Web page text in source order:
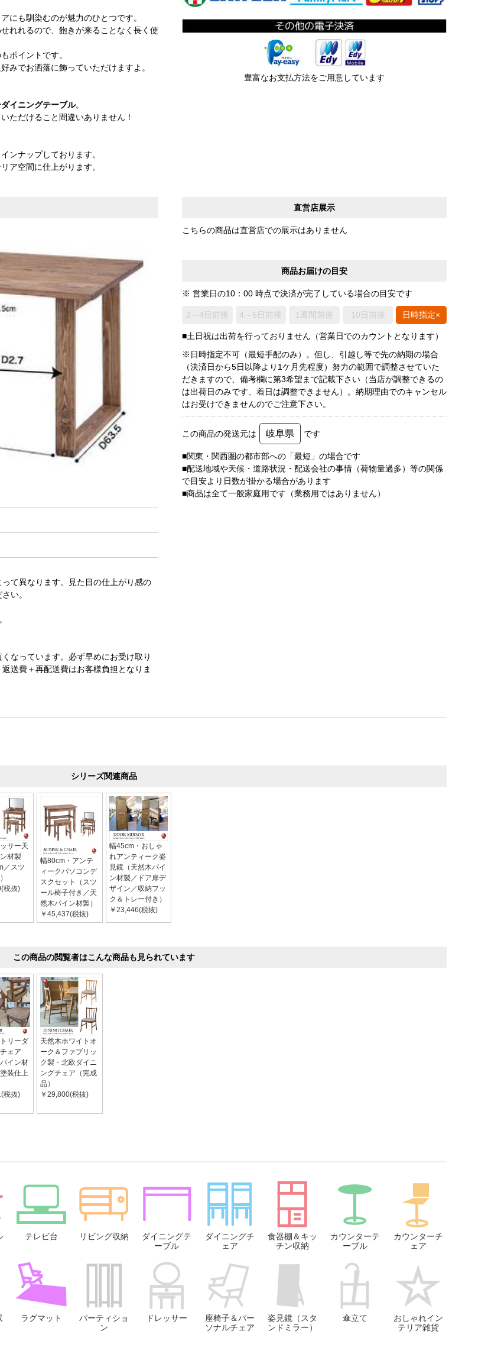
にも馴染むのが魅力のひとつです。
れれるので、飽きが来ることなく長く使
ポイントです。
みでお洒落に飾っていただけますよ。
イニングテーブル。
ただけること間違いありません！
ンナップしております。
ア空間に仕上がります。
豊富なお支払方法をご用意しています
直営店展示
こちらの商品は直営店での展示はありません
商品お届けの目安
※ 営業日の10：00 時点で決済が完了している場合の目安です
2～4日前後 4～6日前後 1週間前後 10日前後 日時指定×
■土日祝は出荷を行っておりません（営業日でのカウントとなります）
※日時指定不可（最短手配のみ）。但し、引越し等で先の納期の場合
（決済日から5日以降より1ケ月先程度）努力の範囲で調整させていた
だきますので、備考欄に第3希望まで記載下さい（当店が調整できるの
は出荷日のみです、着日は調整できません）。納期理由でのキャンセル
はお受けできませんのでご注意下さい。
この商品の発送元は 岐阜県 です
■関東・関西圏の都市部への「最短」の場合です
■配送地域や天候・道路状況・配送会社の事情（荷物量過多）等の関係
で目安より日数が掛かる場合があります
■商品は全て一般家庭用です（業務用ではありません）
て異なります。見た目の仕上がり感の
い。
なっています。必ず早めにお受け取り
送費＋再配送費はお客様負担となりま
シリーズ関連商品
サー天
材製
／スツ
税抜)
幅80cm・アンテ
ィークパソコンデ
スクセット（スツ
ール椅子付き／天
然木パイン材製）
￥45,437(税抜)
幅45cm・おしゃ
れアンティーク姿
見鏡（天然木パイ
ン材製／ドア扉デ
ザイン／収納フッ
ク＆トレー付き）
￥23,446(税抜)
この商品の閲覧者はこんな商品も見られています
リーダ
ェア
パイン材
装仕上
税抜)
天然木ホワイトオ
ーク＆ファブリッ
ク製・北欧ダイニ
ングチェア（完成
品）
￥29,800(税抜)
テレビ台 リビング収納
ダイニングテ
ーブル
ダイニングチ
ェア
食器棚＆キッ
チン収納
カウンターテ
ーブル
カウンターチ
ェア
ラグマット
パーティショ
ン
ドレッサー
座椅子＆パー
ソナルチェア
姿見鏡（スタ
ンドミラー）
傘立て
おしゃれイン
テリア雑貨